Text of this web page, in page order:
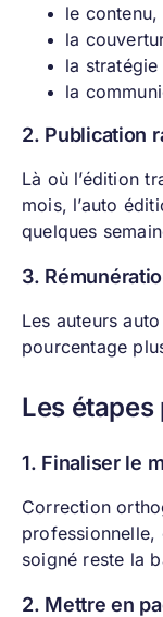
le contenu,
la
la
la
2. Publication
Là où l’édition
mois, l’auto
quelques
3.
Les auteurs
pourcentage
Les
1. Finaliser le
Correction
professionnelle,
soigné reste la
2. Mettre en